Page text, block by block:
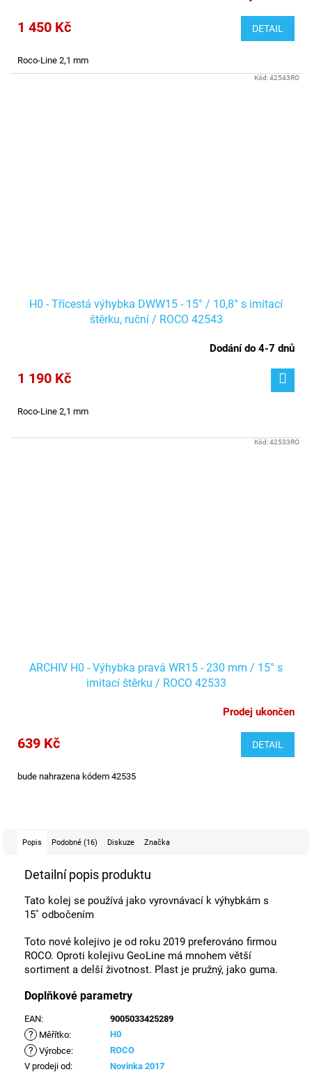
1 450 Kč DETAIL
Roco-Line 2,1 mm
H0 - Třícestá výhybka DWW15 - 15° / 10,8° s imitací
štěrku, ruční / ROCO 42543
Dodání do 4-7 dnů
1 190 Kč
Roco-Line 2,1 mm
Kód:42543RO
ARCHIV H0 - Výhybka pravá WR15 - 230 mm / 15° s
imitací štěrku / ROCO 42533
Prodej ukončen
639 Kč DETAIL
bude nahrazena kódem 42535
Kód:42533RO
Popis Podobné (16) Diskuze Značka
Detailní popis produktu
Tato kolej se používá jako vyrovnávací k výhybkám s
15˚ odbočením
Toto nové kolejivo je od roku 2019 preferováno firmou
ROCO. Oproti kolejivu GeoLine má mnohem větší
sortiment a delší životnost. Plast je pružný, jako guma.
Doplňkové parametry
EAN: 9005033425289
? Měřítko: H0
? Výrobce:
ROCO
V prodeji od:
Novinka 2017